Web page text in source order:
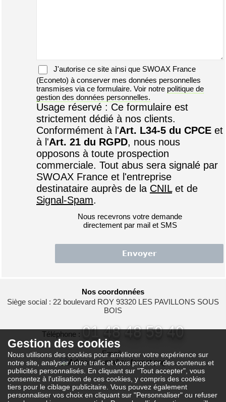
Gestion des cookies
Nous utilisons des cookies pour améliorer votre expérience sur
notre site, analyser notre trafic et vous proposer des contenus et
publicités personnalisés. En cliquant sur "Tout accepter", vous
consentez à l'utilisation de ces cookies, y compris des cookies
tiers pour le ciblage publicitaire. Vous pouvez également
personnaliser vos choix en cliquant sur "Personnaliser" ou refuser
J'autorise ce site ainsi que SWOAX France
(Econeto) à conserver mes données personnelles
transmises via ce formulaire. Voir notre politique de
gestion des données personnelles.
Usage réservé : Ce formulaire est
strictement dédié à nos clients.
Conformément à l'Art. L34-5 du CPCE et
à l'Art. 21 du RGPD, nous nous
opposons à toute prospection
commerciale. Tout abus sera signalé par
SWOAX France et l'entreprise
destinataire auprès de la CNILet de
Signal-Spam.
Nous recevrons votre demande
directement par mail et SMS
Nos coordonnées
Siège social : 22 boulevard ROY 93320 LES PAVILLONS SOUS
BOIS
Téléphone : 01 48 48 59 40
Email :